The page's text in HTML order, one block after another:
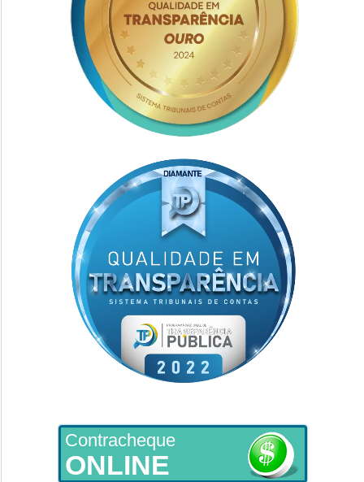
Contracheque
ONLINE